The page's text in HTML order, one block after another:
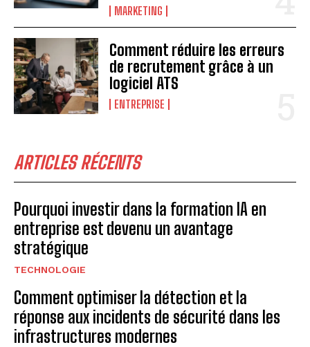
MARKETING
Comment réduire les erreurs
de recrutement grâce à un
logiciel ATS
ENTREPRISE
ARTICLES RÉCENTS
Pourquoi investir dans la formation IA en
entreprise est devenu un avantage
stratégique
TECHNOLOGIE
Comment optimiser la détection et la
réponse aux incidents de sécurité dans les
infrastructures modernes